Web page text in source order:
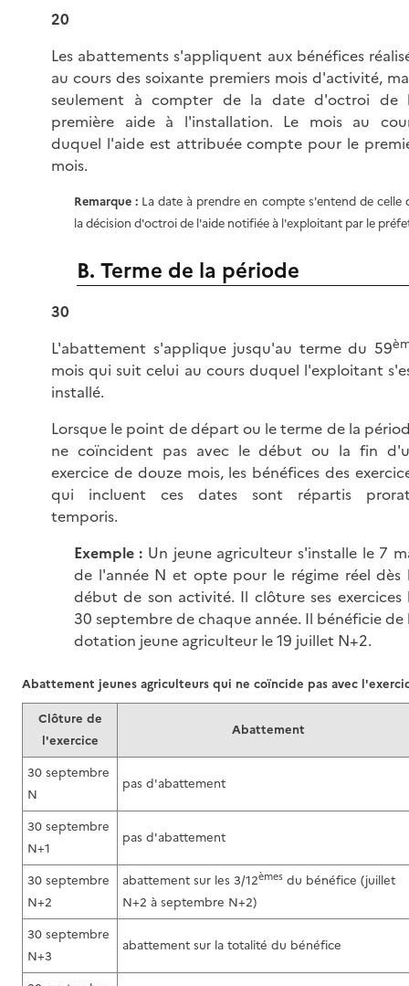
20
Les abattements s'appliquent aux bénéfices
au cours des soixante premiers mois d'activité,
seulement à compter de la date d'octroi de
première aide à l'installation. Le mois au
duquel l'aide est attribuée compte pour le
mois.
Remarque :La date à prendre en compte s'entend de celle
la décision d'octroi de l'aide notifiée à l'exploitant par le
B. Terme de la période
30
L'abattement s'applique jusqu'au terme du 59
mois qui suit celui au cours duquel l'exploitant
installé.
Lorsque le point de départ ou le terme de la
ne coïncident pas avec le début ou la fin
exercice de douze mois, les bénéfices des
qui incluent ces dates sont répartis
temporis.
Exemple : Un jeune agriculteur s'installe le 7
de l'année N et opte pour le régime réel dès
début de son activité. Il clôture ses exercices
30 septembre de chaque année. Il bénéficie de
dotation jeune agriculteur le 19 juillet N+2.
Clôture de
l'exercice
Abattement
30 septembre
N
pas d'abattement
30 septembre
N+1
pas d'abattement
30 septembre
N+2
abattement sur les 3/12èmes du bénéfice (juillet
N+2 à septembre N+2)
30 septembre
N+3
abattement sur la totalité du bénéfice
Abattement jeunes agriculteurs qui ne coïncide pas avec